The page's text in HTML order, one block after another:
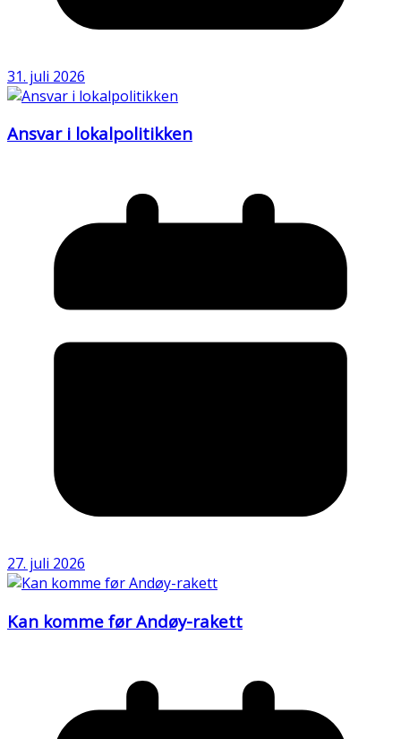
31. juli 2026
Ansvar i lokalpolitikken
27. juli 2026
Kan komme før Andøy-rakett